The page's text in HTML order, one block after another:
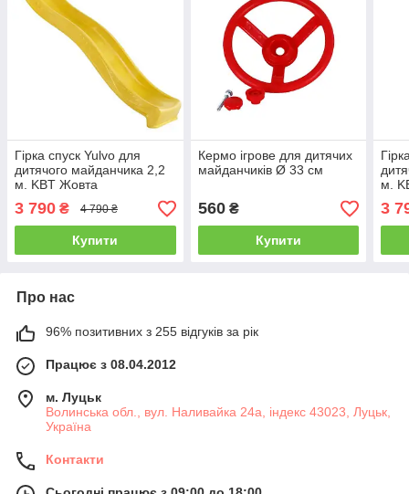
Гірка спуск Yulvo для
дитячого майданчика 2,2
м. KBT Жовта
3 790 ₴ 4 790 ₴
Купити
Кермо ігрове для дитячих
майданчиків Ø 33 см
560₴
Купити
м.
3
Про нас
96% позитивних з 255 відгуків за рік
Працює з 08.04.2012
м. Луцьк
Волинська обл., вул. Наливайка 24а, індекс 43023, Луцьк,
Україна
Контакти